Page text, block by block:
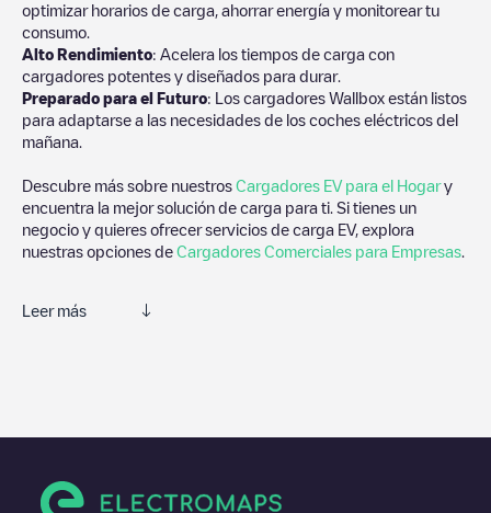
optimizar horarios de carga, ahorrar energía y monitorear tu
consumo.
Alto Rendimiento: Acelera los tiempos de carga con
cargadores potentes y diseñados para durar.
Preparado para el Futuro: Los cargadores Wallbox están listos
para adaptarse a las necesidades de los coches eléctricos del
mañana.
Descubre más sobre nuestros Cargadores EV para el Hogary
encuentra la mejor solución de carga para ti. Si tienes un
negocio y quieres ofrecer servicios de carga EV, explora
nuestras opciones de Cargadores Comerciales para Empresas
Leer más
su vehículo eléctrico.